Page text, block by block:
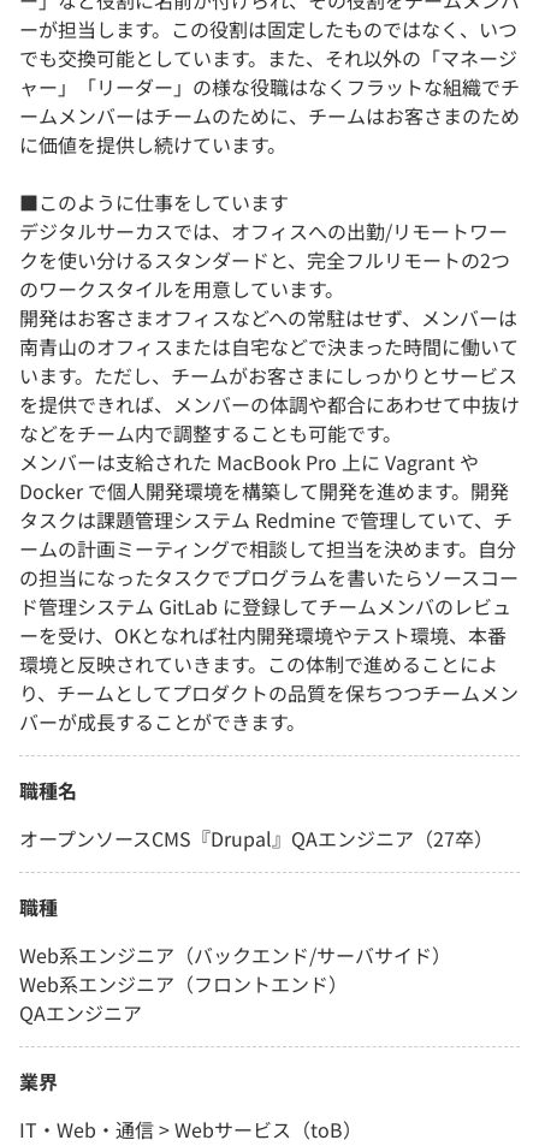
ーが担当します。この役割は固定したものではなく、いつ
でも交換可能としています。また、それ以外の「マネージ
ャー」「リーダー」の様な役職はなくフラットな組織でチ
ームメンバーはチームのために、チームはお客さまのため
に価値を提供し続けています。
■このように仕事をしています
デジタルサーカスでは、オフィスへの出勤/リモートワー
クを使い分けるスタンダードと、完全フルリモートの2つ
のワークスタイルを用意しています。
開発はお客さまオフィスなどへの常駐はせず、メンバーは
南青山のオフィスまたは自宅などで決まった時間に働いて
います。ただし、チームがお客さまにしっかりとサービス
を提供できれば、メンバーの体調や都合にあわせて中抜け
などをチーム内で調整することも可能です。
メンバーは支給された MacBook Pro 上に Vagrant や
Docker で個人開発環境を構築して開発を進めます。開発
タスクは課題管理システム Redmine で管理していて、チ
ームの計画ミーティングで相談して担当を決めます。自分
の担当になったタスクでプログラムを書いたらソースコー
ド管理システム GitLab に登録してチームメンバのレビュ
ーを受け、OKとなれば社内開発環境やテスト環境、本番
環境と反映されていきます。この体制で進めることによ
り、チームとしてプロダクトの品質を保ちつつチームメン
バーが成長することができます。
職種名
オープンソースCMS『Drupal』QAエンジニア（27卒）
職種
Web系エンジニア（バックエンド/サーバサイド）
Web系エンジニア（フロントエンド）
QAエンジニア
業界
IT・Web・通信 > Webサービス（toB）